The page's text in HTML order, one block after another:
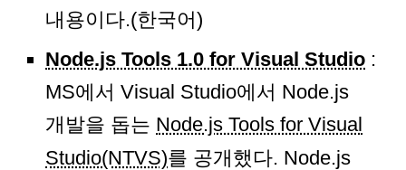
내용이다.(한국어)
Node.js Tools 1.0 for Visual Studio :
MS에서 Visual Studio에서 Node.js
개발을 돕는 Node.js Tools for Visual
Studio(NTVS)를 공개했다. Node.js